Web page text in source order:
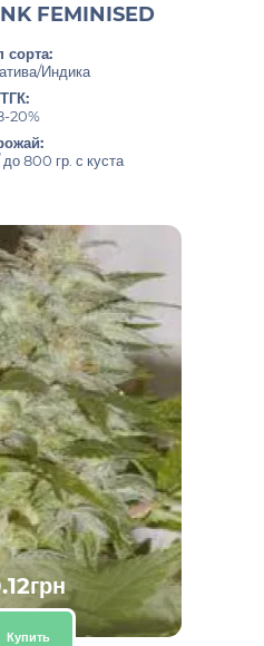
FEMINISED
сорта:
Индика
ТГК:
20%
800 гр. с куста
Купить